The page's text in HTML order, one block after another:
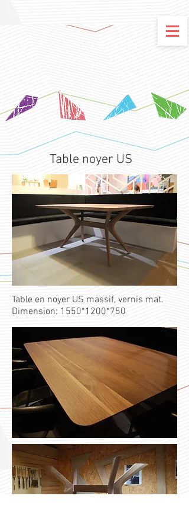
Table noyer US
Table en noyer US massif, vernis mat.
Dimension: 1550*1200*750